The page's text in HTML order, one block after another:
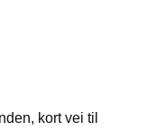
kort vei til